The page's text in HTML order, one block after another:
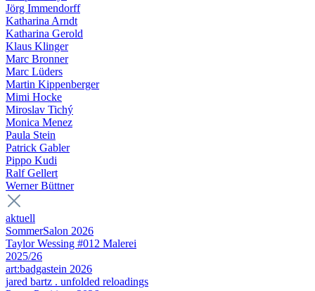
Jörg Immendorff
Katharina Arndt
Katharina Gerold
Klaus Klinger
Marc Bronner
Marc Lüders
Martin Kippenberger
Mimi Hocke
Miroslav Tichý
Monica Menez
Paula Stein
Patrick Gabler
Pippo Kudi
Ralf Gellert
Werner Büttner
aktuell
SommerSalon 2026
Taylor Wessing #012 Malerei
2025/26
art:badgastein 2026
jared bartz . unfolded reloadings